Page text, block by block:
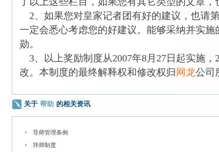
2、如果您对皇家记者团有好的建议，也请
一定会悉心考虑您的好建议。能够采纳并实施
勋。
3、以上奖励制度从2007年8月27日起实施，
改。本制度的最终解释权和修改权归 网龙公司
关于 帮助 的相关资讯
导师管理条例
拜师制度